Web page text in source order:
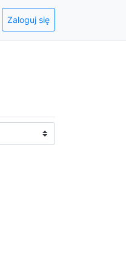
Zaloguj się